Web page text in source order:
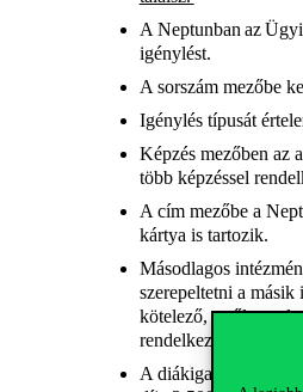
A Neptunban az
igénylést.
A sorszám mezőbe
Igénylés típusát
Képzés mezőben az
több képzéssel
A cím mezőbe a
kártya is tartozik.
Másodlagos
szerepeltetni a
kötelező, erről az
rendelkezik: F01111
A diákigazolvány